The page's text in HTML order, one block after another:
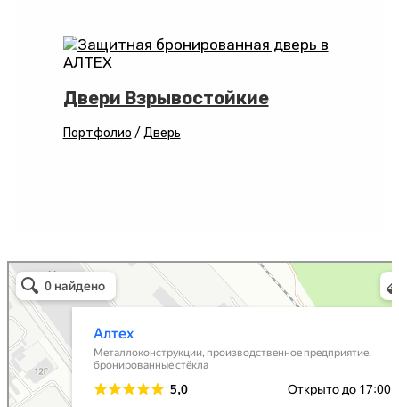
Двери Взрывостойкие
Портфолио / Дверь
Алтех
Металлоконструкции в Коврове
Металлоизделия в Коврове